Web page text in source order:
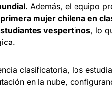
. Además, el equipo
primera mujer chilena en
vespertinos, lo
clasificatoria, los
en la nube,